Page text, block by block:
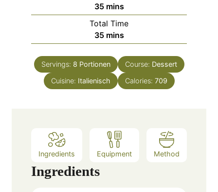
35m
i
n
u
e
s
mins
Total Time
35m
i
n
u
t
mins
Servings: 8 Portionen Course: Dessert
Cuisine: Italienisch Calories: 709
Ingredients Equipment Method
Ingredients